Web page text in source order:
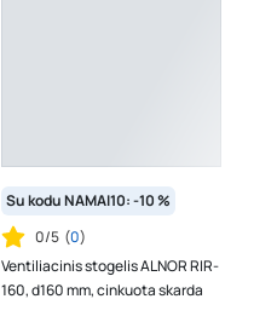
Su kodu NAMAI10: -10 %
0/5 (0)
Ventiliacinis stogelis ALNOR RIR-
160, d160 mm, cinkuota skarda